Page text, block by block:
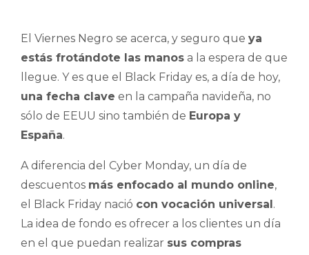
El Viernes Negro se acerca, y seguro que ya
estás frotándote las manos a la espera de que
llegue. Y es que el Black Friday es, a día de hoy,
una fecha clave en la campaña navideña, no
sólo de EEUU sino también de Europa y
España.
A diferencia del Cyber Monday, un día de
descuentos más enfocado al mundo online,
el Black Friday nació con vocación universal .
La idea de fondo es ofrecer a los clientes un día
en el que puedan realizar sus compras